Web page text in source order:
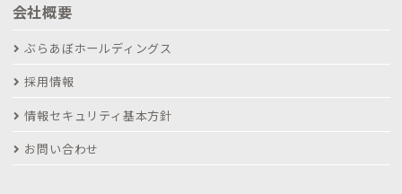
会社概要
ぶらあぼホールディングス
採用情報
情報セキュリティ基本方針
お問い合わせ